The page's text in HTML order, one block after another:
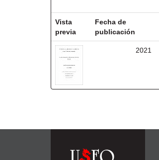
Vista
previa
Fecha de
publicación
2021